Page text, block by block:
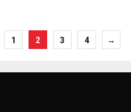
1 2 3 4 →